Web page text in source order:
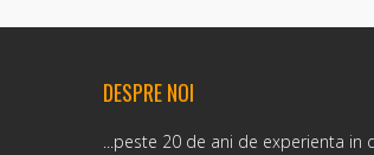
DESPRE NOI
...peste 20 de ani de experienta in